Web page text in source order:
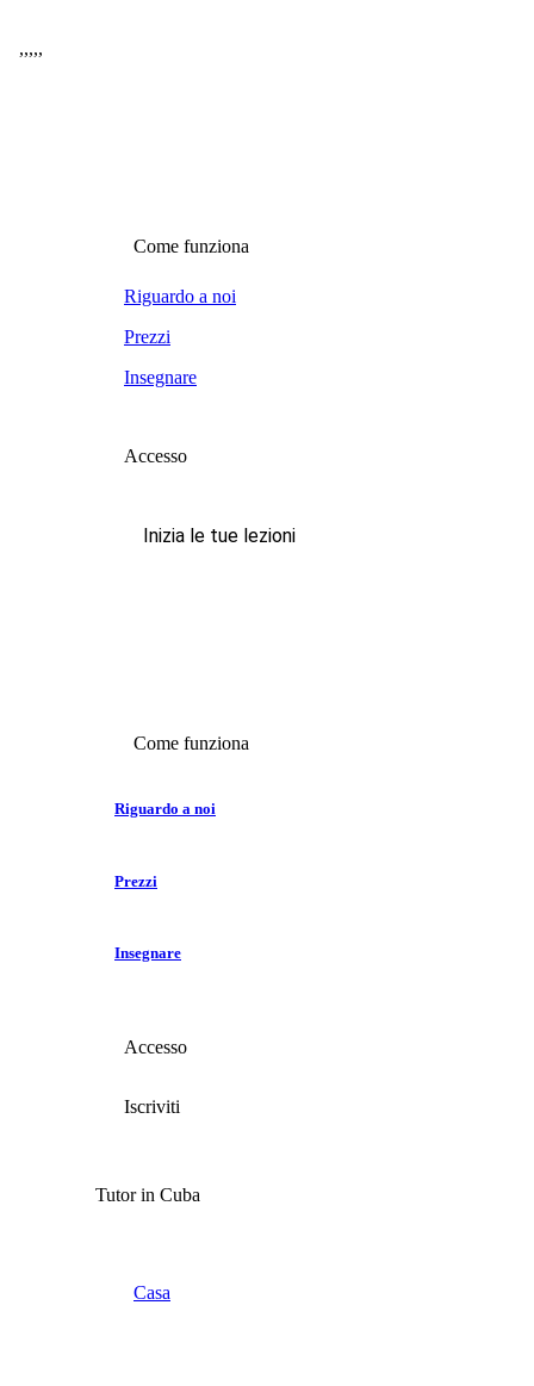
,,,,,
Come funziona
Riguardo a noi
Prezzi
Insegnare
Accesso
Inizia le tue lezioni
Come funziona
Riguardo a noi
Prezzi
Insegnare
Accesso
Iscriviti
Tutor in Cuba
Casa